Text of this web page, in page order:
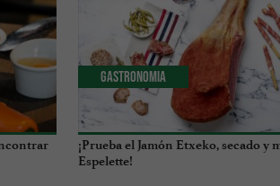
¡Prueba el Jamón Etxeko, secado y
Espelette!
Gastronomia